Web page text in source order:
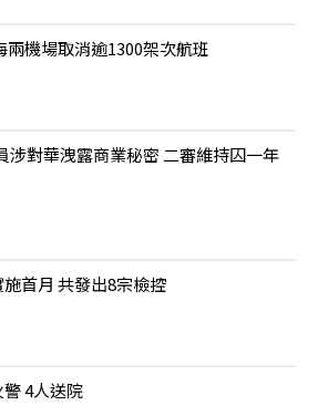
兩機場取消逾1300架次航班
涉對華洩露商業秘密 二審維持囚一年
首月 共發出8宗檢控
4人送院